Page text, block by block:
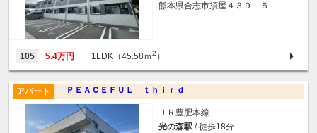
熊本県合志市須屋４３９－５
105 5.4万円 1LDK（45.58ｍ2 ）
ＰＥＡＣＥＦＵＬ ｔｈｉｒｄ
アパート
ＪＲ豊肥本線
光の森駅 / 徒歩18分